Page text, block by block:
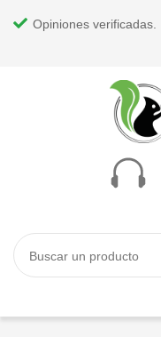
Opiniones verificadas.